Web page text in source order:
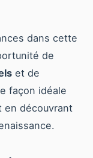
dans cette
de
et de
façon idéale
en découvrant